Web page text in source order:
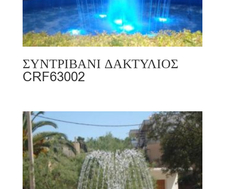
ΣΥΝΤΡΙΒΑΝΙ ΔΑΚΤΥΛΙΟΣ
CRF63002